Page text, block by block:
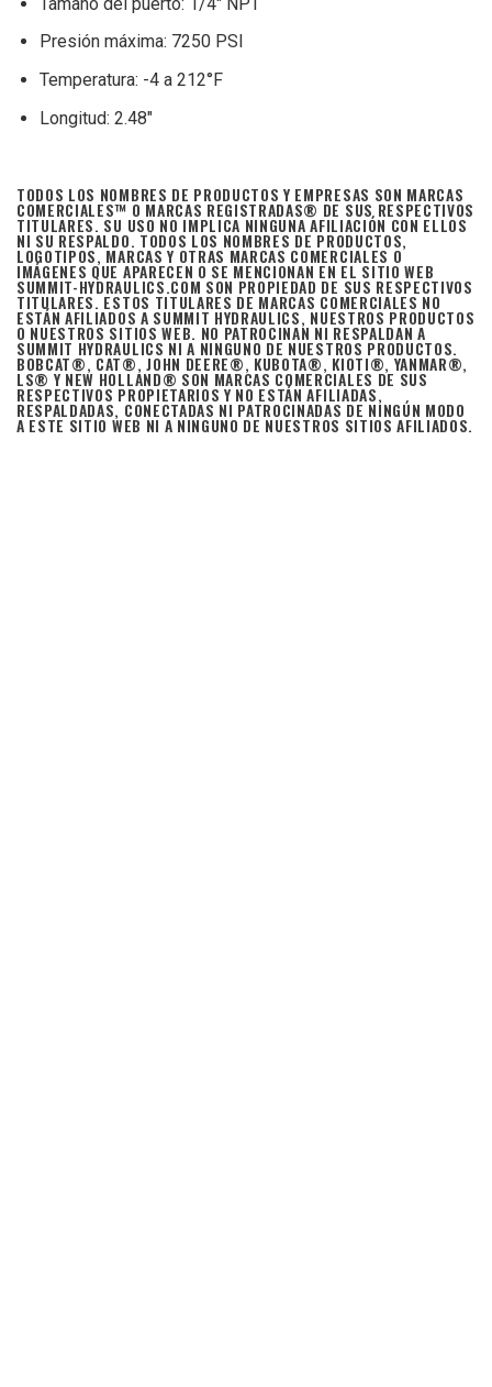
Presión máxima: 7250 PSI
Temperatura: -4 a 212°F
Longitud: 2.48″
TODOS LOS NOMBRES DE PRODUCTOS Y EMPRESAS SON MARCAS
COMERCIALES™ O MARCAS REGISTRADAS® DE SUS RESPECTIVOS
TITULARES. SU USO NO IMPLICA NINGUNA AFILIACIÓN CON ELLOS
NI SU RESPALDO. TODOS LOS NOMBRES DE PRODUCTOS,
LOGOTIPOS, MARCAS Y OTRAS MARCAS COMERCIALES O
IMÁGENES QUE APARECEN O SE MENCIONAN EN EL SITIO WEB
SUMMIT-HYDRAULICS.COM SON PROPIEDAD DE SUS RESPECTIVOS
TITULARES. ESTOS TITULARES DE MARCAS COMERCIALES NO
ESTÁN AFILIADOS A SUMMIT HYDRAULICS, NUESTROS PRODUCTOS
O NUESTROS SITIOS WEB. NO PATROCINAN NI RESPALDAN A
SUMMIT HYDRAULICS NI A NINGUNO DE NUESTROS PRODUCTOS.
BOBCAT®, CAT®, JOHN DEERE®, KUBOTA®, KIOTI®, YANMAR®,
LS® Y NEW HOLLAND® SON MARCAS COMERCIALES DE SUS
RESPECTIVOS PROPIETARIOS Y NO ESTÁN AFILIADAS,
RESPALDADAS, CONECTADAS NI PATROCINADAS DE NINGÚN MODO
A ESTE SITIO WEB NI A NINGUNO DE NUESTROS SITIOS AFILIADOS.